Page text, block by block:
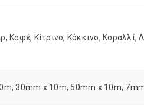
Καφέ, Κίτρινο, Κόκκινο,
30mm x 10m, 50mm x 10m,